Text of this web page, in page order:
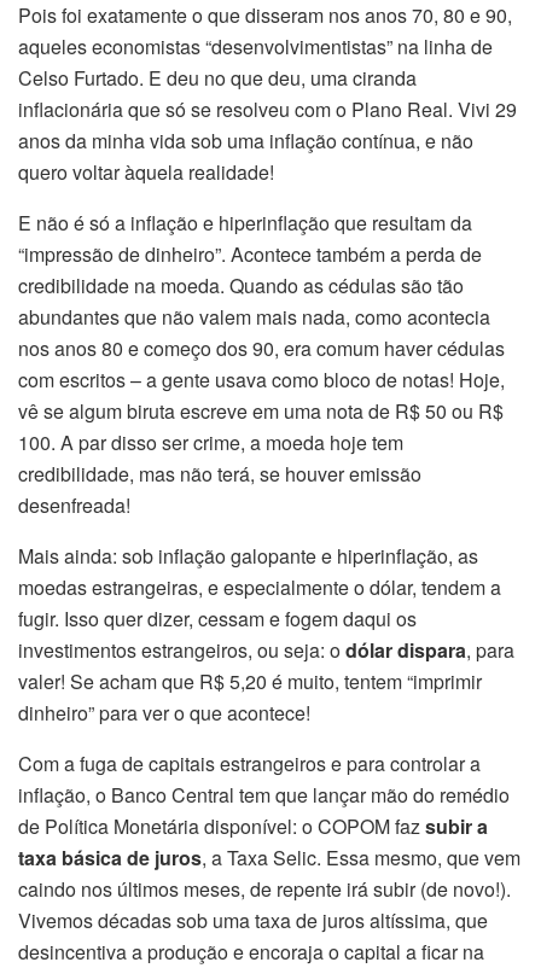
Pois foi exatamente o que disseram nos anos 70, 80 e 90,
aqueles economistas “desenvolvimentistas” na linha de
Celso Furtado. E deu no que deu, uma ciranda
inflacionária que só se resolveu com o Plano Real. Vivi 29
anos da minha vida sob uma inflação contínua, e não
quero voltar àquela realidade!
E não é só a inflação e hiperinflação que resultam da
“impressão de dinheiro”. Acontece também a perda de
credibilidade na moeda. Quando as cédulas são tão
abundantes que não valem mais nada, como acontecia
nos anos 80 e começo dos 90, era comum haver cédulas
com escritos – a gente usava como bloco de notas! Hoje,
vê se algum biruta escreve em uma nota de R$ 50 ou R$
100. A par disso ser crime, a moeda hoje tem
credibilidade, mas não terá, se houver emissão
desenfreada!
Mais ainda: sob inflação galopante e hiperinflação, as
moedas estrangeiras, e especialmente o dólar, tendem a
fugir. Isso quer dizer, cessam e fogem daqui os
investimentos estrangeiros, ou seja: odólar dispara, para
valer! Se acham que R$ 5,20 é muito, tentem “imprimir
dinheiro” para ver o que acontece!
Com a fuga de capitais estrangeiros e para controlar a
inflação, o Banco Central tem que lançar mão do remédio
de Política Monetária disponível: o COPOM fazsubir a
taxa básica de juros, a Taxa Selic. Essa mesmo, que vem
caindo nos últimos meses, de repente irá subir (de novo!).
Vivemos décadas sob uma taxa de juros altíssima, que
desincentiva a produção e encoraja o capital a ficar na